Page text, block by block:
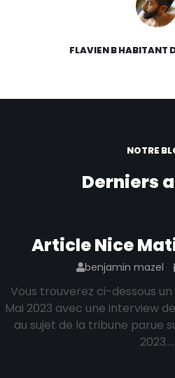
FLAVIEN B HABITANT
NOTRE
Derniers
Article Nice
benjamin mazel
Vous trouverez ci-dessous
Mai 2023 avec une interview
au sujet de la tribune parue
2023.…